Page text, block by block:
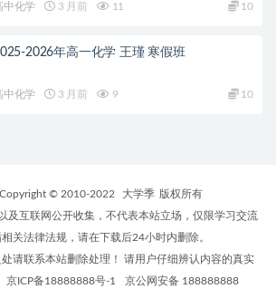
中化学 3 月前 11 10
2026年高一化学 王瑾 寒假班
中化学 3 月前 9 10
Copyright © 2010-2022 大学季 版权所有
及互联网公开收集，不代表本站立场，仅限学习交流
关法律法规，请在下载后24小时内删除。
请联系本站删除处理！ 请用户仔细辨认内容的真实
京ICP备18888888号-1 京公网安备 188888888